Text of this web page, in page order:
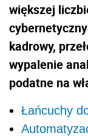
większej
kadrowy,
wypalenie
podatne na
Łańcuchy